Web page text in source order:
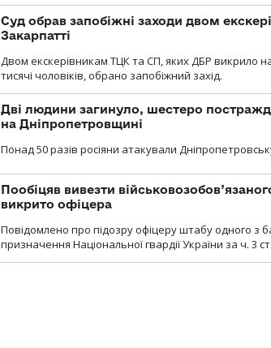
Суд обрав запобіжні заходи двом
Закарпатті
Двом екскерівникам ТЦК та СП, яких ДБР викрило
тисячі чоловіків, обрано запобіжний захід.
Дві людини загинуло, шестеро
на Дніпропетровщині
Понад 50 разів росіяни атакували
Пообіцяв вивезти
викрито офіцера
Повідомлено про підозру офіцеру штабу одного з
призначення Національної гвардії України за ч. 3